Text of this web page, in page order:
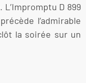
D 899
l’admirable
la soirée sur un